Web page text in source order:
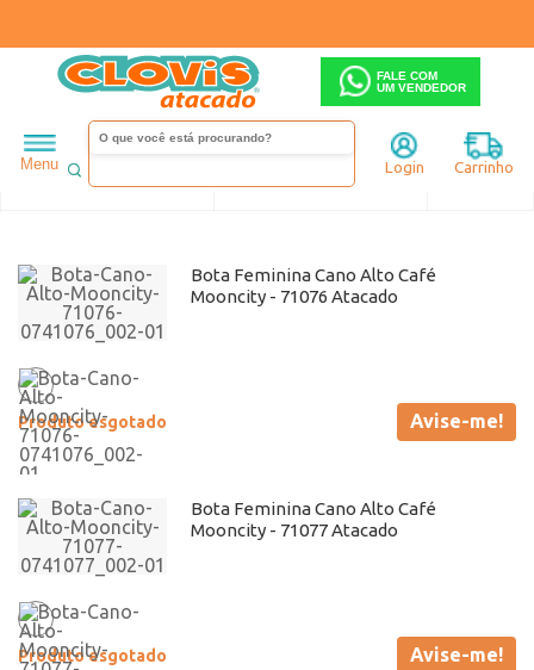
FALE COM
UM VENDEDOR
Menu Login Carrinho
Feminino Bota Cano alto Cano Alto
Ordenar Filtrar
Bota Feminina Cano Alto Café
Mooncity - 71076 Atacado
Produto esgotado Avise-me!
Bota Feminina Cano Alto Café
Mooncity - 71077 Atacado
Produto esgotado Avise-me!